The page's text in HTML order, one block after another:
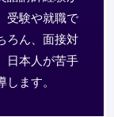
受験や就職で
ろん、面接対
日本人が苦手
ます。